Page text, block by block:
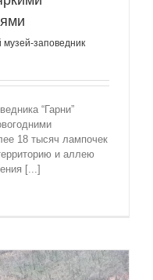
музей-заповедник
“Гарни”
18 тысяч лампочек
и аллею
[...]